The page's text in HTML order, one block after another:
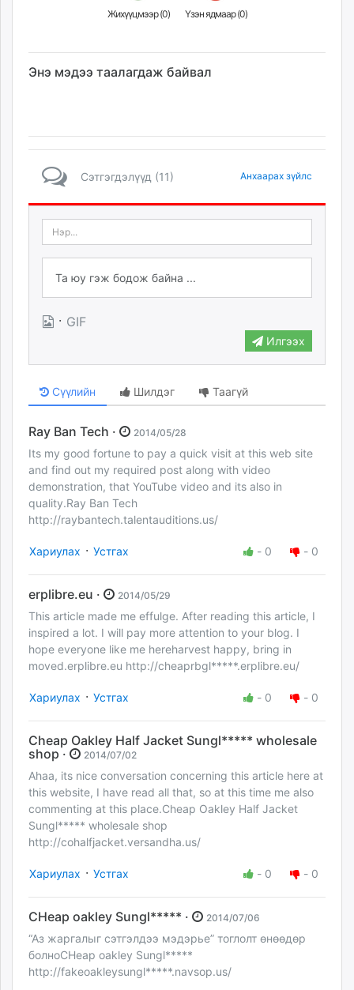
Жихүүцмээр (0) Үзэн ядмаар (0)
Энэ мэдээ таалагдаж байвал
Сэтгэгдэлүүд (11) Анхаарах зүйлс
· GIF
Илгээх
Сүүлийн Шилдэг Таагүй
Ray Ban Tech · 2014/05/28
Its my good fortune to pay a quick visit at this web site
and find out my required post along with video
demonstration, that YouTube video and its also in
quality.Ray Ban Tech
http://raybantech.talentauditions.us/
Хариулах · Устгах - 0 - 0
erplibre.eu · 2014/05/29
This article made me effulge. After reading this article, I
inspired a lot. I will pay more attention to your blog. I
hope everyone like me hereharvest happy, bring in
moved.erplibre.eu http://cheaprbgl*****.erplibre.eu/
Хариулах · Устгах - 0 - 0
Cheap Oakley Half Jacket Sungl***** wholesale
shop ·
2014/07/02
Ahaa, its nice conversation concerning this article here at
this website, I have read all that, so at this time me also
commenting at this place.Cheap Oakley Half Jacket
Sungl***** wholesale shop
http://cohalfjacket.versandha.us/
Хариулах · Устгах - 0 - 0
CHeap oakley Sungl***** · 2014/07/06
“Аз жаргалыг сэтгэлдээ мэдэрье” тоглолт өнөөдөр
болноCHeap oakley Sungl*****
http://fakeoakleysungl*****.navsop.us/